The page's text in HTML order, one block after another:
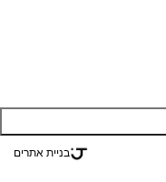
בניית אתרים